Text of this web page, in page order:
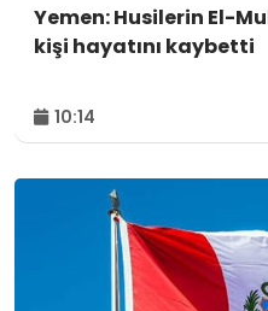
Yemen: Husilerin El-
kişi hayatını kaybetti
10:14